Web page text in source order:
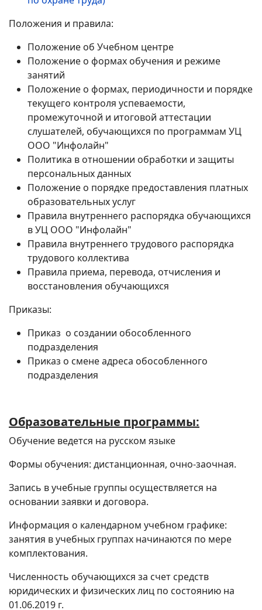
Положения и правила:
Положение об Учебном центре
Положение о формах обучения и режиме
занятий
Положение о формах, периодичности и порядке
текущего контроля успеваемости,
промежуточной и итоговой аттестации
слушателей, обучающихся по программам УЦ
ООО "Инфолайн"
Политика в отношении обработки и защиты
персональных данных
Положение о порядке предоставления платных
образовательных услуг
Правила внутреннего распорядка обучающихся
в УЦ ООО "Инфолайн"
Правила внутреннего трудового распорядка
трудового коллектива
Правила приема, перевода, отчисления и
восстановления обучающихся
Приказы:
Приказ о создании обособленного
подразделения
Приказ о смене адреса обособленного
подразделения
Образовательные программы:
Обучение ведется на русском языке
Формы обучения: дистанционная, очно-заочная.
Запись в учебные группы осуществляется на
основании заявки и договора.
Информация о календарном учебном графике:
занятия в учебных группах начинаются по мере
комплектования.
Численность обучающихся за счет средств
юридических и физических лиц по состоянию на
01.06.2019 г.